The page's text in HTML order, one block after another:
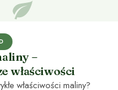
–
właściwości
właściwości maliny?